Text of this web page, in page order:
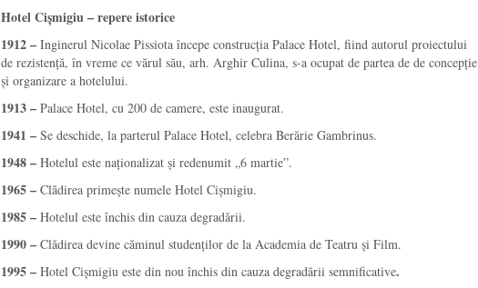
Hotel Cișmigiu –repere istorice
1912 – Inginerul Nicolae Pissiota începe construcția Palace Hotel, fiind autorul proiectului
de rezistență, în vreme ce vărul său, arh. Arghir Culina, s-a ocupat de partea de de concepție
și organizare a hotelului.
1913 – Palace Hotel, cu 200 de camere, este inaugurat.
1941 –Se deschide, la parterul Palace Hotel, celebra Berărie Gambrinus.
1948 – Hotelul este naționalizat și redenumit „6 martie”.
1965 – Clădirea primește numele Hotel Cișmigiu.
1985 – Hotelul este închis din cauza degradării.
1990 – Clădirea devine căminul studenților de la Academia de Teatru și Film.
1995 – Hotel Cișmigiu este din nou închis din cauza degradării semnificative.